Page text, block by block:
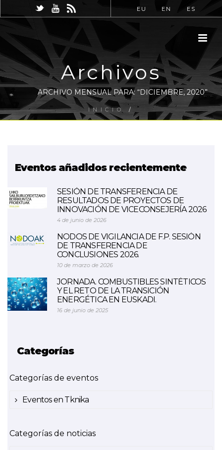
EU EN ES
Archivos
ARCHIVO MENSUAL PARA: “DICIEMBRE, 2020”
INICIO /
Eventos añadidos recientemente
SESIÓN DE TRANSFERENCIA DE
RESULTADOS DE PROYECTOS DE
INNOVACIÓN DE VICECONSEJERÍA 2026
4 de junio de 2026
NODOS DE VIGILANCIA DE F.P. SESIÓN
DE TRANSFERENCIA DE
CONCLUSIONES 2026.
10 de marzo de 2026
JORNADA. COMBUSTIBLES SINTÉTICOS
Y EL RETO DE LA TRANSICIÓN
ENERGÉTICA EN EUSKADI.
16 de junio de 2025
Categorías
Categorías de eventos
Eventos en Tknika
Categorías de noticias